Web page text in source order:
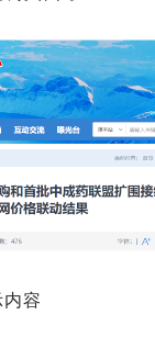
容